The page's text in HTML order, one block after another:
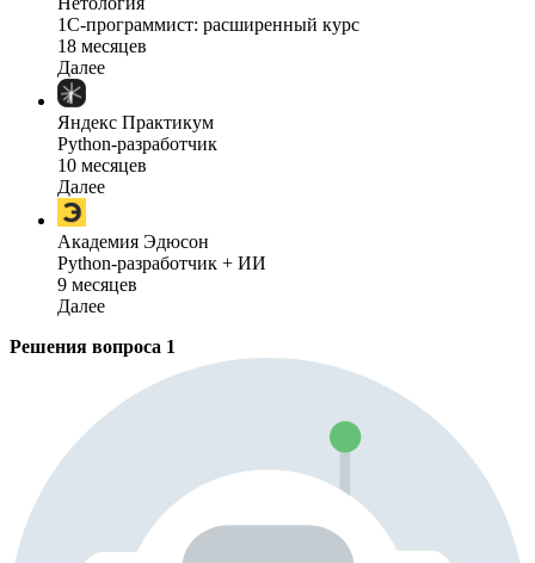
1C-программист: расширенный курс
18 месяцев
Далее
Яндекс Практикум
Python-разработчик
10 месяцев
Далее
Академия Эдюсон
Python-разработчик + ИИ
9 месяцев
Далее
Решения вопроса 1